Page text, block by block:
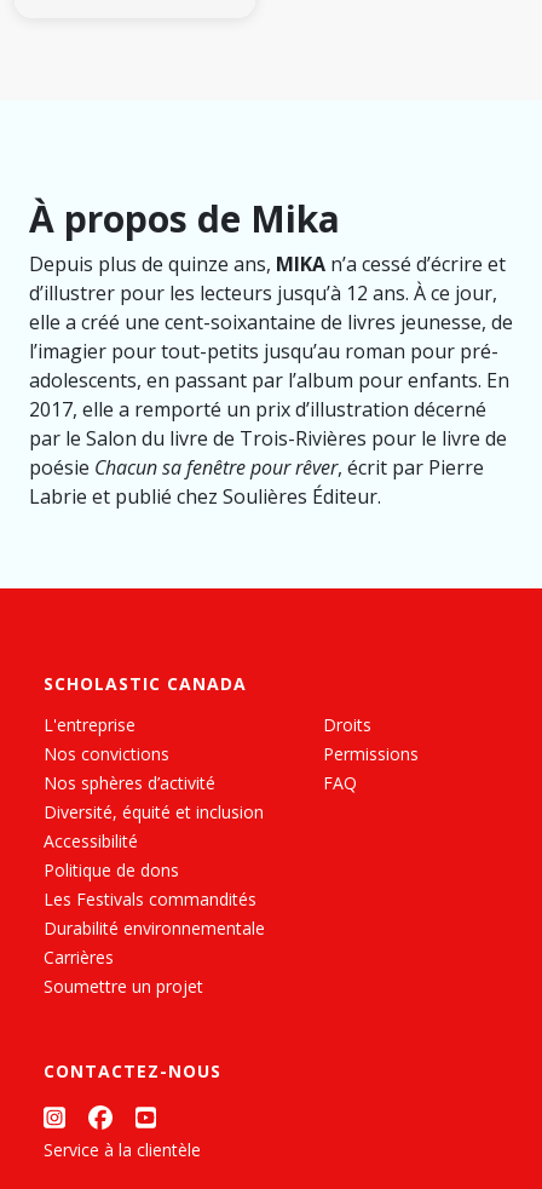
À propos de Mika
Depuis plus de quinze ans, MIKA n’a cessé d’écrire et
d’illustrer pour les lecteurs jusqu’à 12 ans. À ce jour,
elle a créé une cent-soixantaine de livres jeunesse, de
l’imagier pour tout-petits jusqu’au roman pour pré-
adolescents, en passant par l’album pour enfants. En
2017, elle a remporté un prix d’illustration décerné
par le Salon du livre de Trois-Rivières pour le livre de
poésie Chacun sa fenêtre pour rêver, écrit par Pierre
Labrie et publié chez Soulières Éditeur.
SCHOLASTIC CANADA
L'entreprise
Nos convictions
Nos sphères d’activité
Diversité, équité et inclusion
Accessibilité
Politique de dons
Les Festivals commandités
Durabilité environnementale
Carrières
Soumettre un projet
Droits
Permissions
FAQ
CONTACTEZ-NOUS
Service à la clientèle